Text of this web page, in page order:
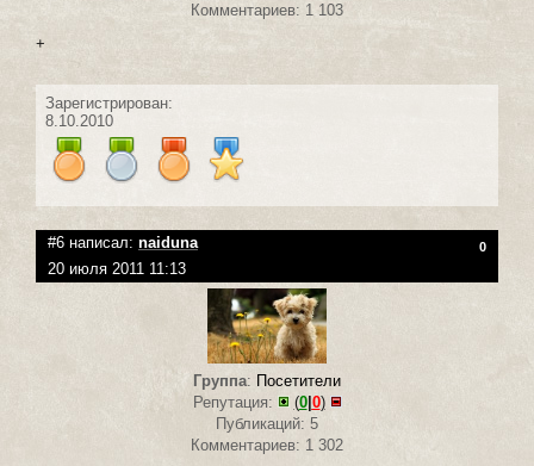
Комментариев: 1 103
+
Зарегистрирован:
8.10.2010
#6 написал: naiduna 0
20 июля 2011 11:13
Группа: Посетители
Репутация:
(0|0)
Публикаций: 5
Комментариев: 1 302